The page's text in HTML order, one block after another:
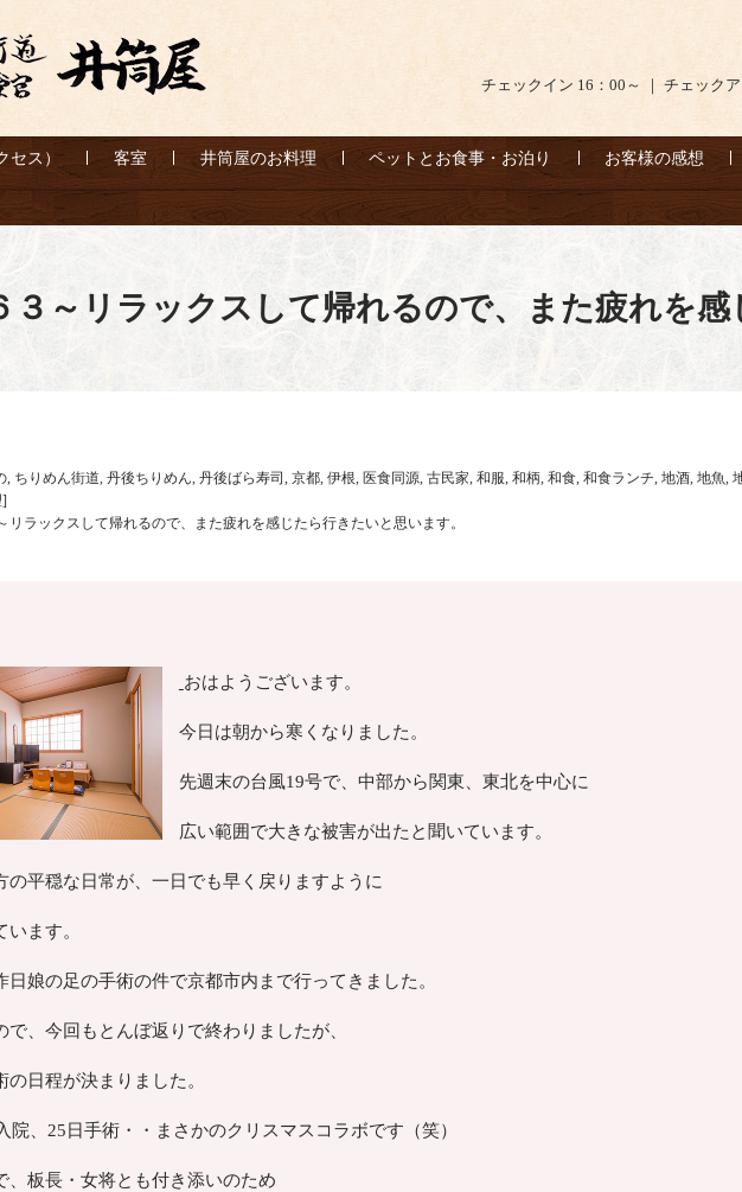
チェックイン 16：00～ ｜ チェック
セス） 客室 井筒屋のお料理 ペットとお食事・お泊り お客様の感想
３～リラックスして帰れるので、また疲れを感
, ちりめん街道, 丹後ちりめん, 丹後ばら寿司 , 京都, 伊根, 医食同源, 古民家, 和服, 和柄, 和食, 和食ランチ, 地酒, 地魚,
]
リラックスして帰れるので、また疲れを感じたら行きたいと思います。
おはようございます。
今日は朝から寒くなりました。
先週末の台風19号で、中部から関東、東北を中心に
広い範囲で大きな被害が出たと聞いています。
の平穏な日常が、一日でも早く戻りますように
ます。
娘の足の手術の件で京都市内まで行ってきました。
で、今回もとんぼ返りで終わりましたが、
の日程が決まりました。
院、25日手術・・まさかのクリスマスコラボです（笑）
、板長・女将とも付き添いのため